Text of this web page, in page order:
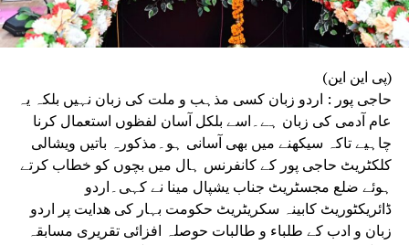
(پی این این)
حاجی پور : اردو زبان کسی مذہب و ملت کی زبان نہیں بلکہ یہ
عام آدمی کی زبان ہے۔اسے بلکل آسان لفظوں استعمال کرنا
چاہیے تاکہ سیکھنے میں بھی آسانی ہو۔مذکورہ باتیں ویشالی
کلکٹریٹ حاجی پور کے کانفرنس ہال میں بچوں کو خطاب کرتے
ہوئے ضلع مجسٹریٹ جناب یشپال مینا نے کہی۔اردو
ڈائریکٹوریٹ کابینہ سکریٹریٹ حکومت بہار کی ھدایت پر اردو
زبان و ادب کے طلباء و طالبات حوصلہ افزائی تقریری مسابقہ